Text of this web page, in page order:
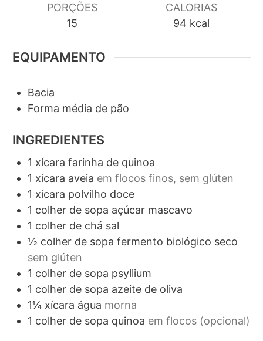
PORÇÕES
15
CALORIAS
94 kcal
EQUIPAMENTO
Bacia
Forma média de pão
INGREDIENTES
1 xícara farinha de quinoa
1 xícara aveia em flocos finos, sem glúten
1 xícara polvilho doce
1 colher de sopa açúcar mascavo
1 colher de chá sal
½ colher de sopa fermento biológico seco
sem glúten
1 colher de sopa psyllium
1 colher de sopa azeite de oliva
1¼ xícara água morna
1 colher de sopa quinoa em flocos (opcional)